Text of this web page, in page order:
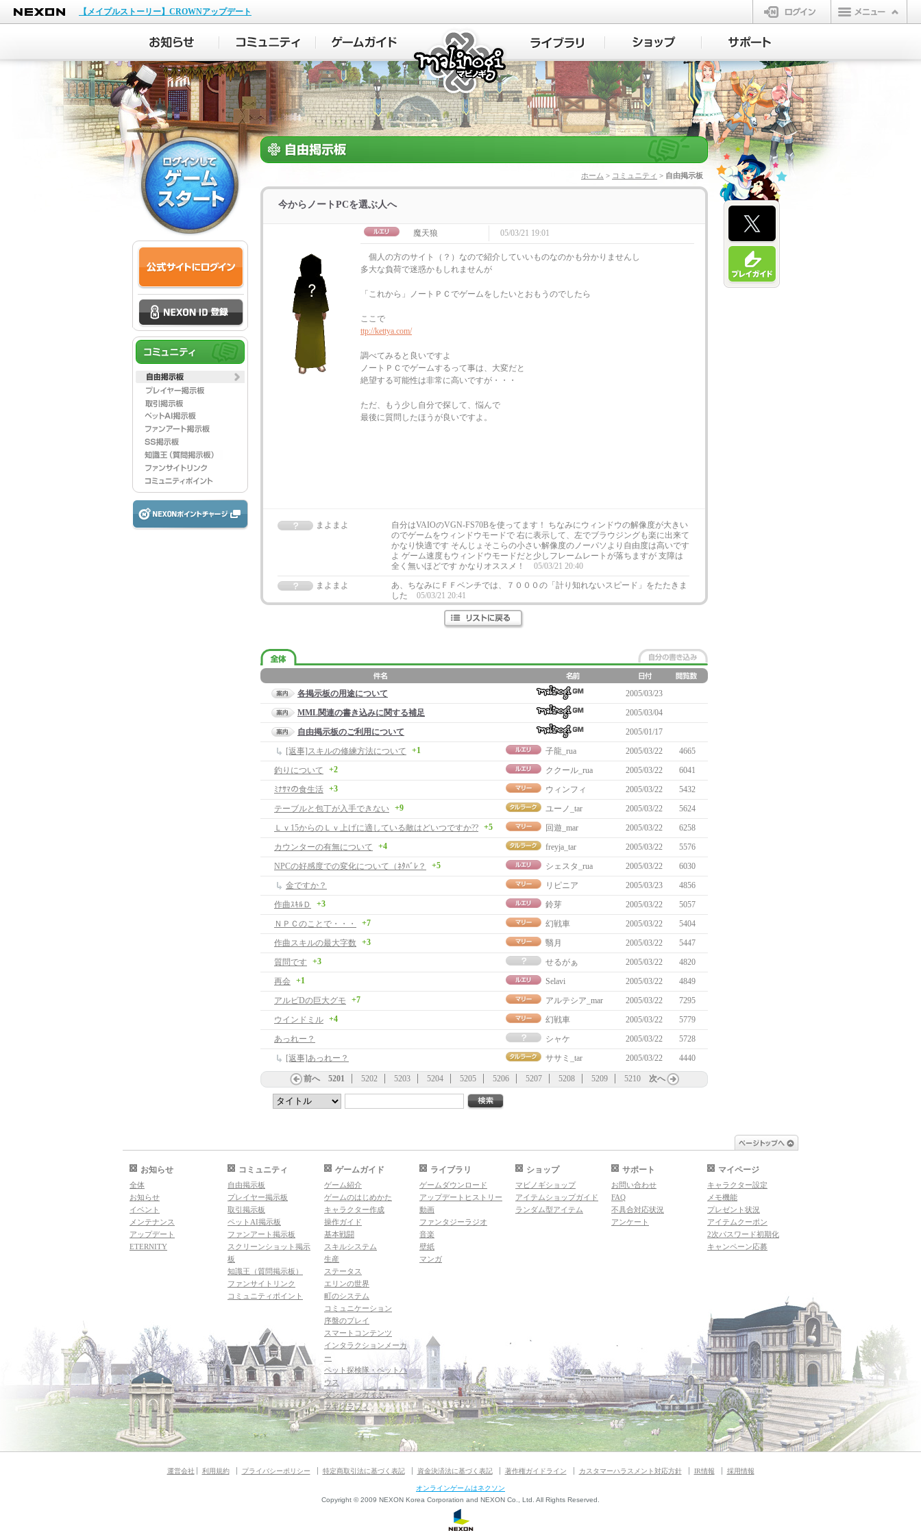
NEXON
【メイプルストーリー】CROWNアップデート
ログイン
マビノギ
ホーム > コミュニティ > 自由掲示板
今からノートPCを選ぶ人へ
魔天狼 05/03/21 19:01
個人の方のサイト（？）なので紹介していいものなのかも分かりませんし
多大な負荷で迷惑かもしれませんが
「これから」ノートＰＣでゲームをしたいとおもうのでしたら
ここで
ttp://kettya.com/
調べてみると良いですよ
ノートＰＣでゲームするって事は、大変だと
絶望する可能性は非常に高いですが・・・
ただ、もう少し自分で探して、悩んで
最後に質問したほうが良いですよ。
まよまよ
自分はVAIOのVGN-FS70Bを使ってます！ ちなみにウィンドウの解像度が大きい
のでゲームをウィンドウモードで 右に表示して、左でブラウジングも楽に出来て
かなり快適です そんじょそこらの小さい解像度のノーパソより自由度は高いです
よ ゲーム速度もウィンドウモードだと少しフレームレートが落ちますが 支障は
全く無いほどです かなりオススメ！
05/03/21 20:40
まよまよ
あ、ちなみにＦＦベンチでは、７０００の「計り知れないスピード」をたたきま
した
05/03/21 20:41
各掲示板の用途について
2005/03/23
MML関連の書き込みに関する補足
2005/03/04
自由掲示板のご利用について
2005/01/17
[返事]スキルの修練方法について
+1 子龍_rua 2005/03/22
4665
釣りについて
+2 ククール_rua 2005/03/22
6041
ﾐﾅｻﾏの食生活 +3 ウィンフィ 2005/03/22
5432
テーブルと包丁が入手できない +9 ユーノ_tar 2005/03/22
5624
Ｌｖ15からのＬｖ上げに適している敵はどいつですか?? +5 回遊_mar 2005/03/22
6258
カウンターの有無について
+4 freyja_tar 2005/03/22
5576
NPCの好感度での変化について（ﾈﾀﾊﾞﾚ？
+5 シェスタ_rua 2005/03/22
6030
金ですか？
リピニア 2005/03/23
4856
作曲ｽｷﾙＤ
+3 鈴芽 2005/03/22
5057
ＮＰＣのことで・・・
+7 幻戦車 2005/03/22
5404
作曲スキルの最大字数
+3 翳月 2005/03/22
5447
質問です
+3 せるがぁ 2005/03/22
4820
再会 +1 Selavi 2005/03/22
4849
アルビDの巨大グモ
+7 アルテシア_mar 2005/03/22
7295
ウインドミル +4 幻戦車 2005/03/22
5779
あっれー？
シャケ 2005/03/22
5728
[返事]あっれー？
ササミ_tar 2005/03/22 4440
前へ 5201 5202 5203 5204 5205 5206 5207 5208 5209 5210 次へ
お知らせ
全体
お知らせ
イベント
メンテナンス
アップデート
ETERNITY
コミュニティ
自由掲示板
プレイヤー掲示板
取引掲示板
ペットAI掲示板
ファンアート掲示板
スクリーンショット掲示
板
知識王（質問掲示板）
ファンサイトリンク
コミュニティポイント
ゲームガイド
ゲーム紹介
ゲームのはじめかた
キャラクター作成
操作ガイド
基本戦闘
スキルシステム
生産
ステータス
エリンの世界
町のシステム
コミュニケーション
序盤のプレイ
スマートコンテンツ
インタラクションメーカ
ー
ペット探検隊・ペットハ
ウス
ダンジョンガイド
マギグラフィ
ライブラリ
ゲームダウンロード
アップデートヒストリー
動画
ファンタジーラジオ
音楽
壁紙
マンガ
ショップ
マビノギショップ
アイテムショップガイド
ランダム型アイテム
サポート
お問い合わせ
FAQ
不具合対応状況
アンケート
マイページ
キャラクター設定
メモ機能
プレゼント状況
アイテムクーポン
2次パスワード初期化
キャンペーン応募
運営会社 利用規約 プライバシーポリシー 特定商取引法に基づく表記 資金決済法に基づく表記 著作権ガイドライン カスタマーハラスメント対応方針 IR情報 採用情報
オンラインゲームはネクソン
Copyright © 2009 NEXON Korea Corporation and NEXON Co., Ltd. All Rights Reserved.